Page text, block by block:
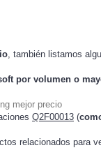
, también listamos
por volumen o
mejor precio
Q2F00013 (
relacionados para